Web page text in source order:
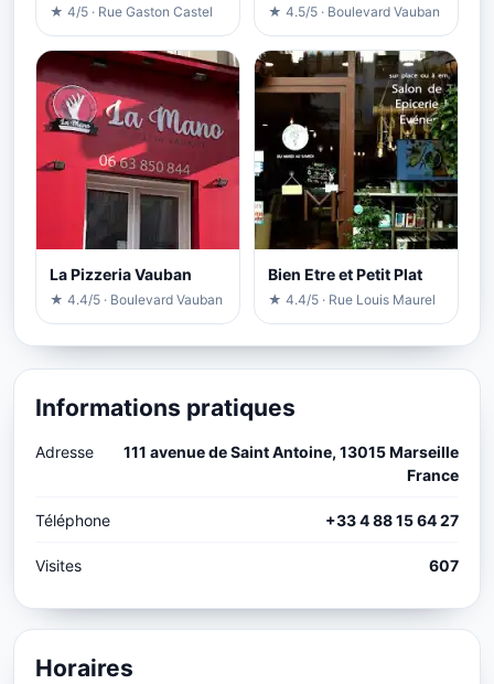
★ 4/5 · Rue Gaston Castel ★ 4.5/5 · Boulevard Vauban
La Pizzeria Vauban
★ 4.4/5 · Boulevard Vauban
Bien Etre et Petit Plat
★ 4.4/5 · Rue Louis Maurel
Informations pratiques
Adresse
111 avenue de Saint Antoine, 13015 Marseille
France
Téléphone +33 4 88 15 64 27
Visites 607
Horaires